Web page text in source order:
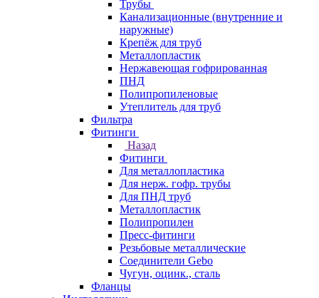
Трубы
Канализационные (внутренние и
наружные)
Крепёж для труб
Металлопластик
Нержавеющая гофрированная
ПНД
Полипропиленовые
Утеплитель для труб
Фильтра
Фитинги
Назад
Фитинги
Для металлопластика
Для нерж. гофр. трубы
Для ПНД труб
Металлопластик
Полипропилен
Пресс-фитинги
Резьбовые металлические
Соединители Gebo
Чугун, оцинк., сталь
Фланцы